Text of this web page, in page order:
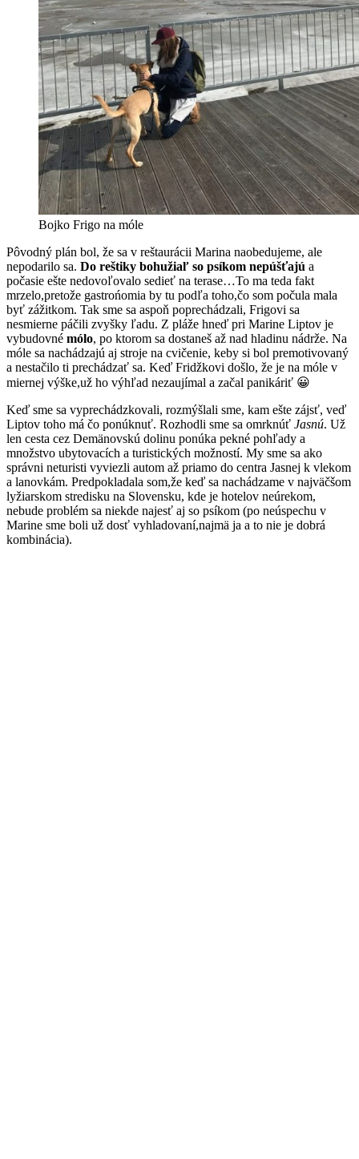
Bojko Frigo na móle
Pôvodný plán bol, že sa v reštaurácii Marina naobedujeme, ale
nepodarilo sa. Do reštiky bohužiaľ so psíkom nepúšťajú a
počasie ešte nedovoľovalo sedieť na terase…To ma teda fakt
mrzelo,pretože gastrońomia by tu podľa toho,čo som počula mala
byť zážitkom. Tak sme sa aspoň poprechádzali, Frigovi sa
nesmierne páčili zvyšky ľadu. Z pláže hneď pri Marine Liptov je
vybudovné mólo, po ktorom sa dostaneš až nad hladinu nádrže. Na
móle sa nachádzajú aj stroje na cvičenie, keby si bol premotivovaný
a nestačilo ti prechádzať sa. Keď Fridžkovi došlo, že je na móle v
miernej výške,už ho výhľad nezaujímal a začal panikáriť 😀
Keď sme sa vyprechádzkovali, rozmýšlali sme, kam ešte zájsť, veď
Liptov toho má čo ponúknuť. Rozhodli sme sa omrknúť Jasnú. Už
len cesta cez Demänovskú dolinu ponúka pekné pohľady a
množstvo ubytovacích a turistických možností. My sme sa ako
správni neturisti vyviezli autom až priamo do centra Jasnej k vlekom
a lanovkám. Predpokladala som,že keď sa nachádzame v najväčšom
lyžiarskom stredisku na Slovensku, kde je hotelov neúrekom,
nebude problém sa niekde najesť aj so psíkom (po neúspechu v
Marine sme boli už dosť vyhladovaní,najmä ja a to nie je dobrá
kombinácia).